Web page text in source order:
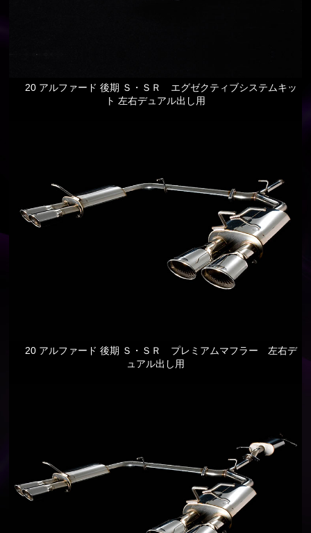
20 アルファード 後期 Ｓ・ＳＲ エグゼクティブシステムキッ
ト 左右デュアル出し用
20 アルファード 後期 Ｓ・ＳＲ プレミアムマフラー 左右デ
ュアル出し用